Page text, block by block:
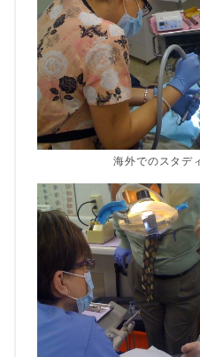
海外でのスタデ